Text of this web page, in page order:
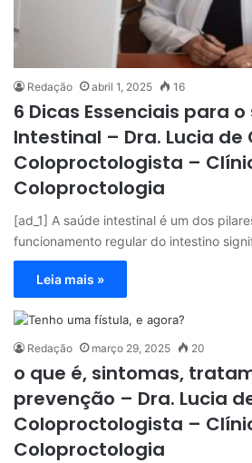
Redação abril 1, 2025 16
6 Dicas Essenciais para
Intestinal – Dra. Lucia de
Coloproctologista –
Coloproctologia
[ad_1] A saúde intestinal é um dos
funcionamento regular do intestino
Leia mais »
Redação março 29, 2025 20
o que é, sintomas,
prevenção – Dra. Lucia
Coloproctologista –
Coloproctologia